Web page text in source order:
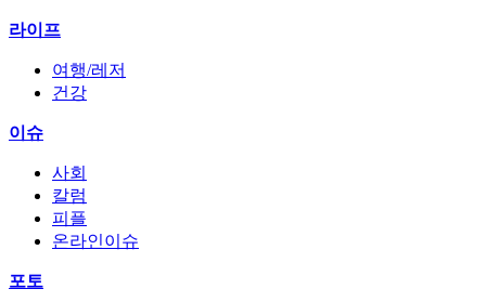
라이프
여행/레저
건강
이슈
사회
칼럼
피플
온라인이슈
포토